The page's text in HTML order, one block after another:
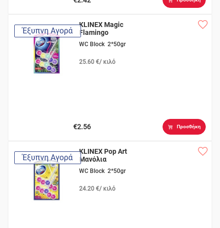
Έξυπνη Αγορά
KLINEX Magic
Flamingo
WC Block 2*50gr
25.60 €/ κιλό
€2.56 Προσθήκη
Έξυπνη Αγορά
KLINEX Pop Art
Μανόλια
WC Block 2*50gr
24.20 €/ κιλό